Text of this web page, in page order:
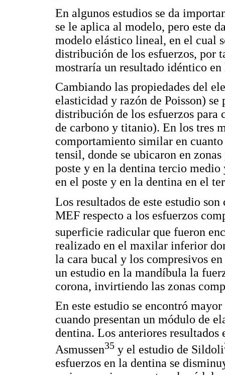
En algunos estudios se da
se le aplica al modelo, pero este
modelo elástico lineal, en el cual
distribución de los esfuerzos, por
mostraría un resultado idéntico
Cambiando las propiedades del
elasticidad y razón de Poisson)
distribución de los esfuerzos
de carbono y titanio). En los tres
comportamiento similar en
tensil, donde se ubicaron en
poste y en la dentina tercio
en el poste y en la dentina en el
Los resultados de este estudio
MEF respecto a los esfuerzos
superficie radicular que fueron
realizado en el maxilar inferior
la cara bucal y los compresivos
un estudio en la mandíbula la
corona, invirtiendo las zonas
En este estudio se encontró
cuando presentan un módulo de
dentina. Los anteriores resultados
Asmussen35 y el estudio de Sildoli
esfuerzos en la dentina se